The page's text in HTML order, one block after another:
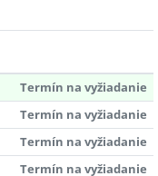
Termín na vyžiadanie
Termín na vyžiadanie
Termín na vyžiadanie
Termín na vyžiadanie